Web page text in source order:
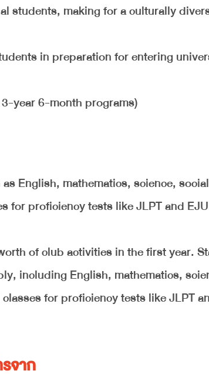
students, making for a culturally
in preparation for entering
year 6-month programs)
English, mathematics, science, social
for proficiency tests like JLPT and
of club activities in the first year.
including English, mathematics,
for proficiency tests like JLPT
จาก